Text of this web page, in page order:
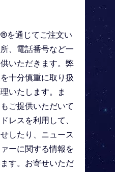
を通じてご注文い
、電話番号など一
いただきます。弊
十分慎重に取り扱
いたします。ま
ご提供いただいて
レスを利用して、
したり、ニュース
ーに関する情報を
す。お寄せいただ